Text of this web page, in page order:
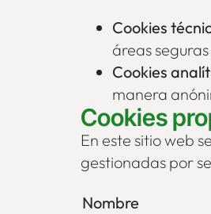
Cookies
áreas
Cookies
manera
Cookies
En este sitio web
gestionadas por
Nombre